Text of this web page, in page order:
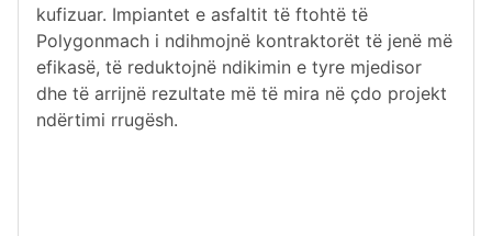
kufizuar. Impiantet e asfaltit të ftohtë të
Polygonmach i ndihmojnë kontraktorët të jenë më
efikasë, të reduktojnë ndikimin e tyre mjedisor
dhe të arrijnë rezultate më të mira në çdo projekt
ndërtimi rrugësh.